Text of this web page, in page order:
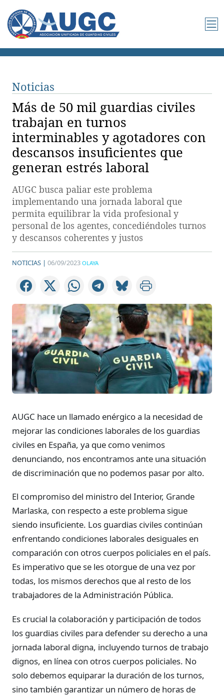
Noticias
Más de 50 mil guardias civiles
trabajan en turnos
interminables y agotadores con
descansos insuficientes que
generan estrés laboral
AUGC busca paliar este problema
implementando una jornada laboral que
permita equilibrar la vida profesional y
personal de los agentes, concediéndoles turnos
y descansos coherentes y justos
NOTICIAS | 06/09/2023 OLAYA
AUGC hace un llamado enérgico a la necesidad de
mejorar las condiciones laborales de los guardias
civiles en España, ya que como venimos
denunciando, nos encontramos ante una situación
de discriminación que no podemos pasar por alto.
El compromiso del ministro del Interior, Grande
Marlaska, con respecto a este problema sigue
siendo insuficiente. Los guardias civiles continúan
enfrentando condiciones laborales desiguales en
comparación con otros cuerpos policiales en el país.
Es imperativo que se les otorgue de una vez por
todas, los mismos derechos que al resto de los
trabajadores de la Administración Pública.
Es crucial la colaboración y participación de todos
los guardias civiles para defender su derecho a una
jornada laboral digna, incluyendo turnos de trabajo
dignos, en línea con otros cuerpos policiales. No
solo debemos equiparar la duración de los turnos,
sino también garantizar un número de horas de